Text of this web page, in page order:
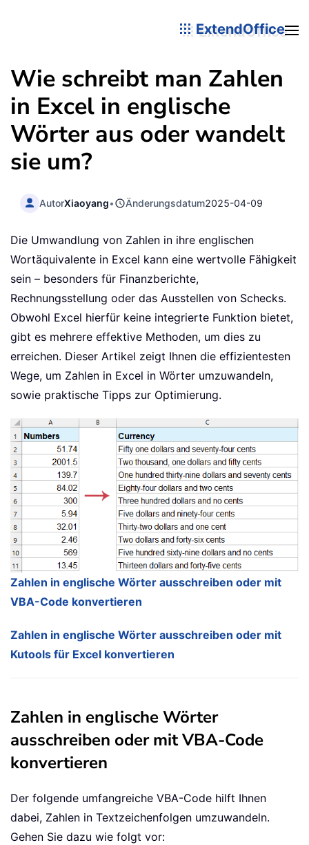
ExtendOffice
Wie schreibt man Zahlen
in Excel in englische
Wörter aus oder wandelt
sie um?
AutorXiaoyang• Änderungsdatum2025-04-09
Die Umwandlung von Zahlen in ihre englischen
Wortäquivalente in Excel kann eine wertvolle Fähigkeit
sein – besonders für Finanzberichte,
Rechnungsstellung oder das Ausstellen von Schecks.
Obwohl Excel hierfür keine integrierte Funktion bietet,
gibt es mehrere effektive Methoden, um dies zu
erreichen. Dieser Artikel zeigt Ihnen die effizientesten
Wege, um Zahlen in Excel in Wörter umzuwandeln,
sowie praktische Tipps zur Optimierung.
Zahlen in englische Wörter ausschreiben oder mit
VBA-Code konvertieren
Zahlen in englische Wörter ausschreiben oder mit
Kutools für Excel konvertieren
Zahlen in englische Wörter
ausschreiben oder mit VBA-Code
konvertieren
Der folgende umfangreiche VBA-Code hilft Ihnen
dabei, Zahlen in Textzeichenfolgen umzuwandeln.
Gehen Sie dazu wie folgt vor: